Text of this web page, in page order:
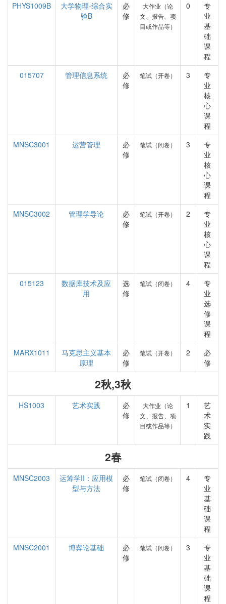
PHYS1009B
大学物理-综合实
验B
必
修
大作业（论
文、报告、项
目或作品等）
0
专
业
基
础
课
程
015707
管理信息系统
必
修
笔试（开卷） 3
专
业
核
心
课
程
MNSC3001
运营管理
必
修
笔试（闭卷） 3
专
业
核
心
课
程
MNSC3002
管理学导论
必
修
笔试（开卷） 2
专
业
核
心
课
程
015123
数据库技术及应
用
选
修
笔试（闭卷） 4
专
业
选
修
课
程
MARX1011
马克思主义基本
原理
必
修
笔试（开卷） 2
必
修
2秋,3秋
HS1003 艺术实践
必
修
大作业（论
文、报告、项
目或作品等）
1
艺
术
实
践
2春
MNSC2003
运筹学II：应用模
型与方法
必
修
笔试（闭卷） 4
专
业
基
础
课
程
MNSC2001
博弈论基础
必
修
笔试（闭卷） 3
专
业
基
础
课
程